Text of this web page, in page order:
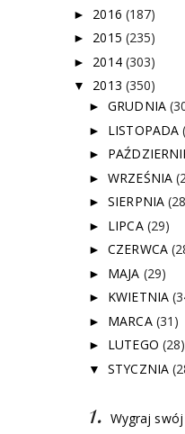
► 2016 (187)
► 2015 (235)
► 2014 (303)
▼ 2013 (350)
►GRUDNIA
► LISTOPADA
►
►WRZEŚNIA
►SIERPNIA
► LIPCA (29)
►CZERWCA
► MAJA (29)
► KWIETNIA
► MARCA (31)
► LUTEGO (28)
▼STYCZNIA
Wygraj